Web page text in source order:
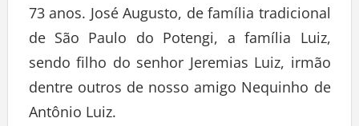
73 anos. José Augusto, de família tradicional
de São Paulo do Potengi, a família Luiz,
sendo filho do senhor Jeremias Luiz, irmão
dentre outros de nosso amigo Nequinho de
Antônio Luiz.